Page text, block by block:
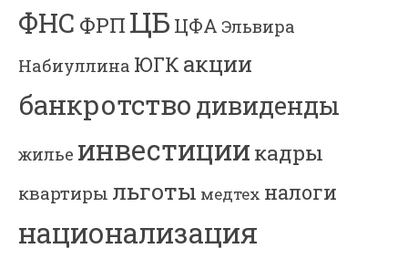
ФНС ФРП ЦБ ЦФА Эльвира
Набиуллина ЮГК акции
банкротство дивиденды
жилье инвестиции кадры
квартиры льготы медтех налоги
национализация